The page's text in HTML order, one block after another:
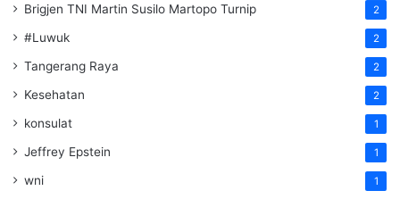
Brigjen TNI Martin Susilo Martopo Turnip 2
#Luwuk 2
Tangerang Raya 2
Kesehatan 2
konsulat 1
Jeffrey Epstein 1
wni 1